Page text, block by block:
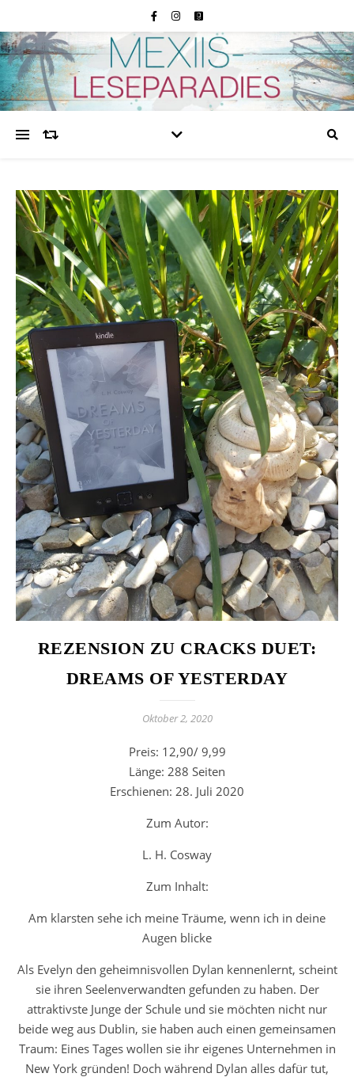
REZENSION ZU CRACKS DUET:
DREAMS OF YESTERDAY
Oktober 2, 2020
Preis: 12,90/ 9,99
Länge: 288 Seiten
Erschienen: 28. Juli 2020
Zum Autor:
L. H. Cosway
Zum Inhalt:
Am klarsten sehe ich meine Träume, wenn ich in deine
Augen blicke
Als Evelyn den geheimnisvollen Dylan kennenlernt, scheint
sie ihren Seelenverwandten gefunden zu haben. Der
attraktivste Junge der Schule und sie möchten nicht nur
beide weg aus Dublin, sie haben auch einen gemeinsamen
Traum: Eines Tages wollen sie ihr eigenes Unternehmen in
New York gründen! Doch während Dylan alles dafür tut,